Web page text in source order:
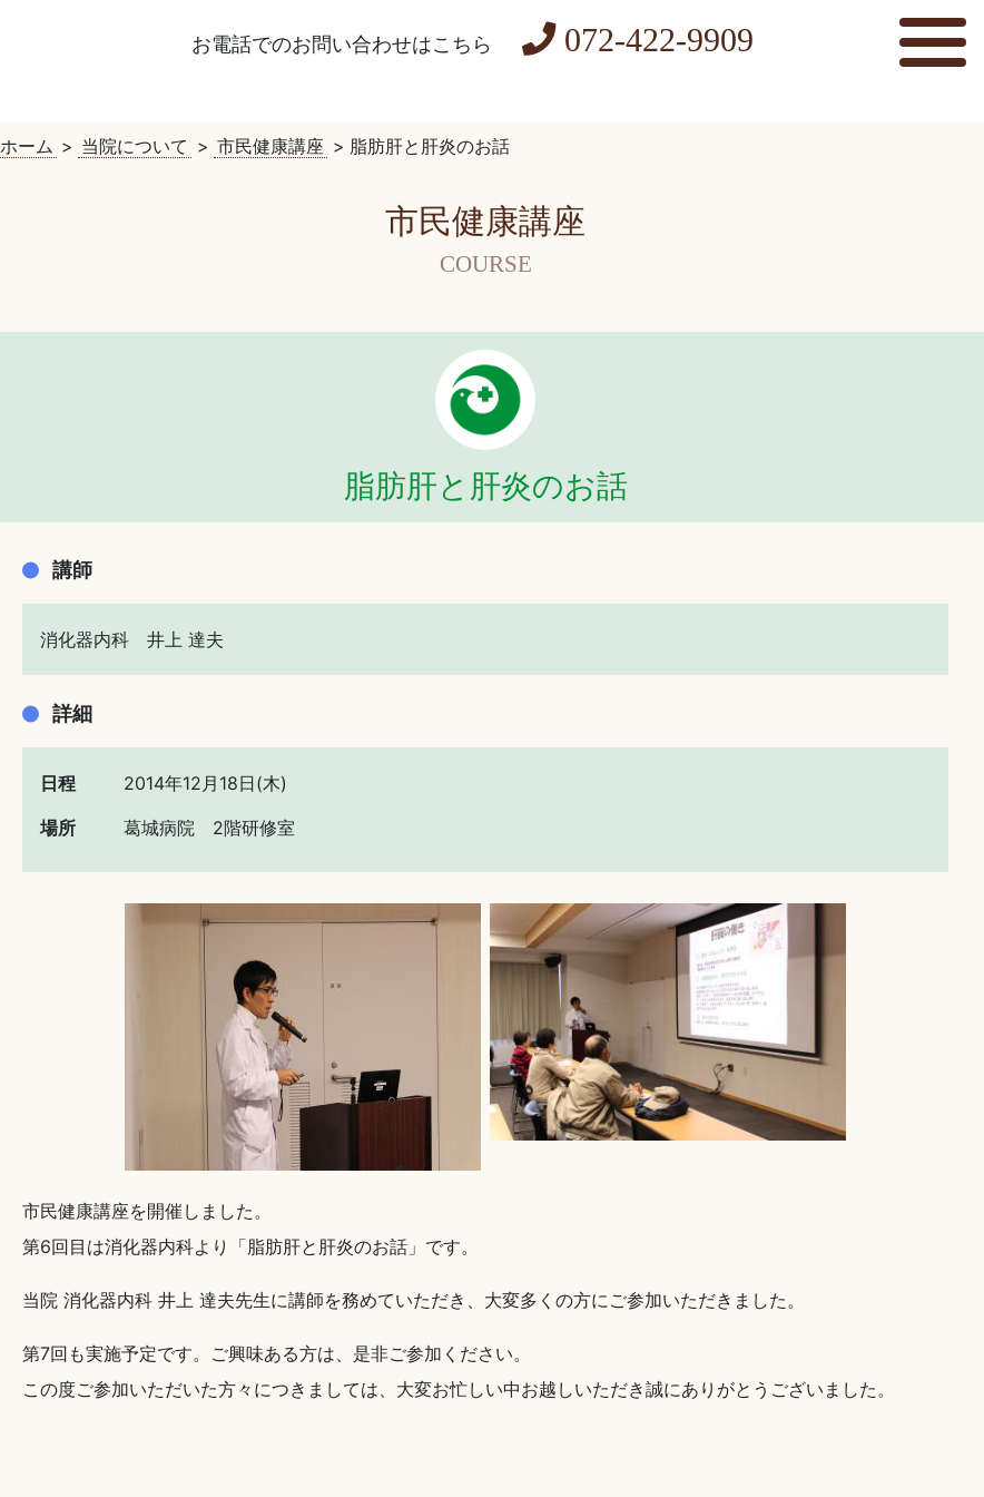
お電話でのお問い合わせはこちら 072-422-9909
ホーム > 当院について > 市民健康講座 > 脂肪肝と肝炎のお話
市民健康講座
COURSE
脂肪肝と肝炎のお話
講師
消化器内科 井上 達夫
詳細
日程
2014年12月18日(木)
場所
葛城病院 2階研修室
市民健康講座を開催しました。
第6回目は消化器内科より「脂肪肝と肝炎のお話」です。
当院 消化器内科 井上 達夫先生に講師を務めていただき、大変多くの方にご参加いただきました。
第7回も実施予定です。ご興味ある方は、是非ご参加ください。
この度ご参加いただいた方々につきましては、大変お忙しい中お越しいただき誠にありがとうございました。